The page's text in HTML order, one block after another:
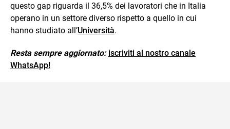
questo gap riguarda il 36,5% dei lavoratori che in Italia
operano in un settore diverso rispetto a quello in cui
hanno studiato all’Università.
Resta sempre aggiornato: iscriviti al nostro canale
WhatsApp!